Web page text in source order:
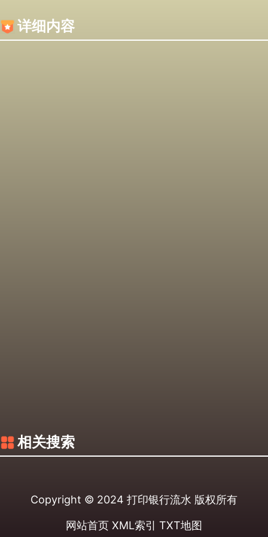
详细内容
相关搜索
Copyright © 2024 打印银行流水 版权所有
网站首页 XML索引 TXT地图